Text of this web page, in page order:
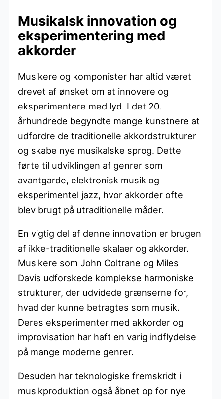
Musikalsk innovation og
eksperimentering med
akkorder
Musikere og komponister har altid været
drevet af ønsket om at innovere og
eksperimentere med lyd. I det 20.
århundrede begyndte mange kunstnere at
udfordre de traditionelle akkordstrukturer
og skabe nye musikalske sprog. Dette
førte til udviklingen af genrer som
avantgarde, elektronisk musik og
eksperimentel jazz, hvor akkorder ofte
blev brugt på utraditionelle måder.
En vigtig del af denne innovation er brugen
af ikke-traditionelle skalaer og akkorder.
Musikere som John Coltrane og Miles
Davis udforskede komplekse harmoniske
strukturer, der udvidede grænserne for,
hvad der kunne betragtes som musik.
Deres eksperimenter med akkorder og
improvisation har haft en varig indflydelse
på mange moderne genrer.
Desuden har teknologiske fremskridt i
musikproduktion også åbnet op for nye